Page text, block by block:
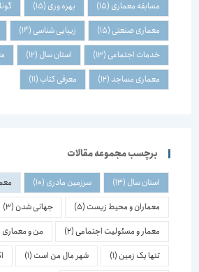
مسابقه معماری(15) بهره وری(15)
معماری صنعتی(15) زیبایی شناسی(14)
خدمات اجتماعی(13) استان سال(12)
معماری مساجد(12) معرفی کتاب(11)
برچسب مجموعه مقالات
استان سال(13) سرزمین مادری(10)
معماران و محیط زیست(5) جهانی شدن(3)
معمار و مسئولیت اجتماعی(2) من و معماری(1)
تنها یک زمین(1) شهر مال من است(1)